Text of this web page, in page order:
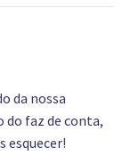
da nossa
do faz de conta,
esquecer!